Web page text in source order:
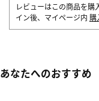
レビューはこの商品を購
イン後、マイページ内 購
あなたへのおすすめ